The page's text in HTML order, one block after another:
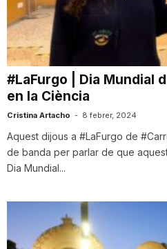
#LaFurgo | Dia Mundial
en la Ciència
Cristina Artacho - 8 febrer, 2024
Aquest dijous a #LaFurgo de
de banda per parlar de que
Dia Mundial...